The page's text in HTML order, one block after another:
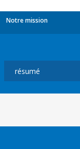
Notre mission